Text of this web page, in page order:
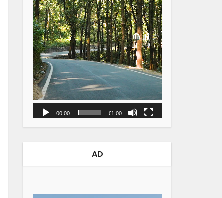
00:00 01:00
AD